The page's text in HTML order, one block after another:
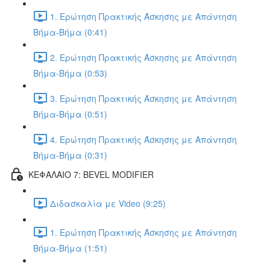
1. Ερώτηση Πρακτικής Άσκησης με Απάντηση
Βήμα-Βήμα (0:41)
2. Ερώτηση Πρακτικής Άσκησης με Απάντηση
Βήμα-Βήμα (0:53)
3. Ερώτηση Πρακτικής Άσκησης με Απάντηση
Βήμα-Βήμα (0:51)
4. Ερώτηση Πρακτικής Άσκησης με Απάντηση
Βήμα-Βήμα (0:31)
ΚΕΦΑΛΑΙΟ 7: BEVEL MODIFIER
Διδασκαλία με Video (9:25)
1. Ερώτηση Πρακτικής Άσκησης με Απάντηση
Βήμα-Βήμα (1:51)